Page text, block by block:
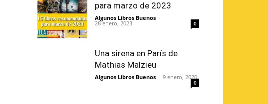
para marzo de 2023
Algunos Libros Buenos -
28 enero, 2023 0
Una sirena en París de
Mathias Malzieu
Algunos Libros Buenos - 9 enero, 2020
0